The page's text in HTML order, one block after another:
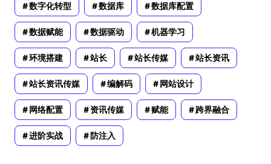
数字化转型 数据库 数据库配置
数据赋能 数据驱动 机器学习
环境搭建 站长 站长传媒 站长资讯
站长资讯传媒 编解码 网站设计
网络配置 资讯传媒 赋能 跨界融合
进阶实战 防注入